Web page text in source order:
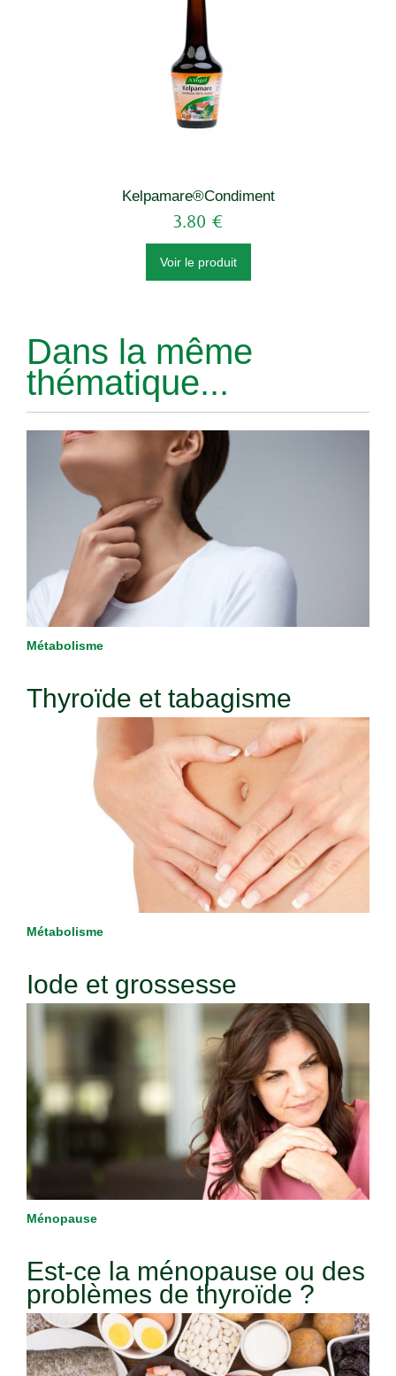
Kelpamare®Condiment
3.80 €
Voir le produit
Dans la même
thématique...
Métabolisme
Thyroïde et tabagisme
Métabolisme
Iode et grossesse
Ménopause
Est-ce la ménopause ou des
problèmes de thyroïde ?